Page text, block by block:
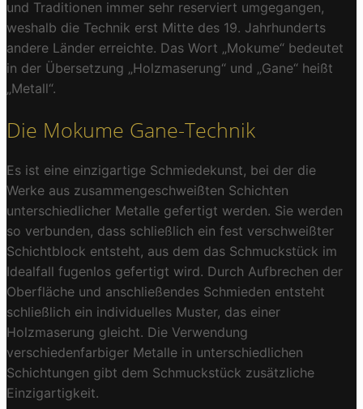
und Traditionen immer sehr reserviert umgegangen,
weshalb die Technik erst Mitte des 19. Jahrhunderts
andere Länder erreichte. Das Wort „Mokume“ bedeutet
in der Übersetzung „Holzmaserung“ und „Gane“ heißt
„Metall“.
Die Mokume Gane-Technik
Es ist eine einzigartige Schmiedekunst, bei der die
Werke aus zusammengeschweißten Schichten
unterschiedlicher Metalle gefertigt werden. Sie werden
so verbunden, dass schließlich ein fest verschweißter
Schichtblock entsteht, aus dem das Schmuckstück im
Idealfall fugenlos gefertigt wird. Durch Aufbrechen der
Oberfläche und anschließendes Schmieden entsteht
schließlich ein individuelles Muster, das einer
Holzmaserung gleicht. Die Verwendung
verschiedenfarbiger Metalle in unterschiedlichen
Schichtungen gibt dem Schmuckstück zusätzliche
Einzigartigkeit.